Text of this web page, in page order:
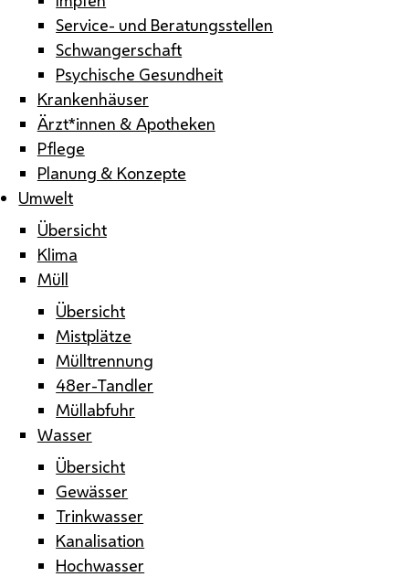
Service- und Beratungsstellen
Schwangerschaft
Psychische Gesundheit
Krankenhäuser
Ärzt*innen & Apotheken
Pflege
Planung & Konzepte
Umwelt
Übersicht
Klima
Müll
Übersicht
Mistplätze
Mülltrennung
48er-Tandler
Müllabfuhr
Wasser
Übersicht
Gewässer
Trinkwasser
Kanalisation
Hochwasser